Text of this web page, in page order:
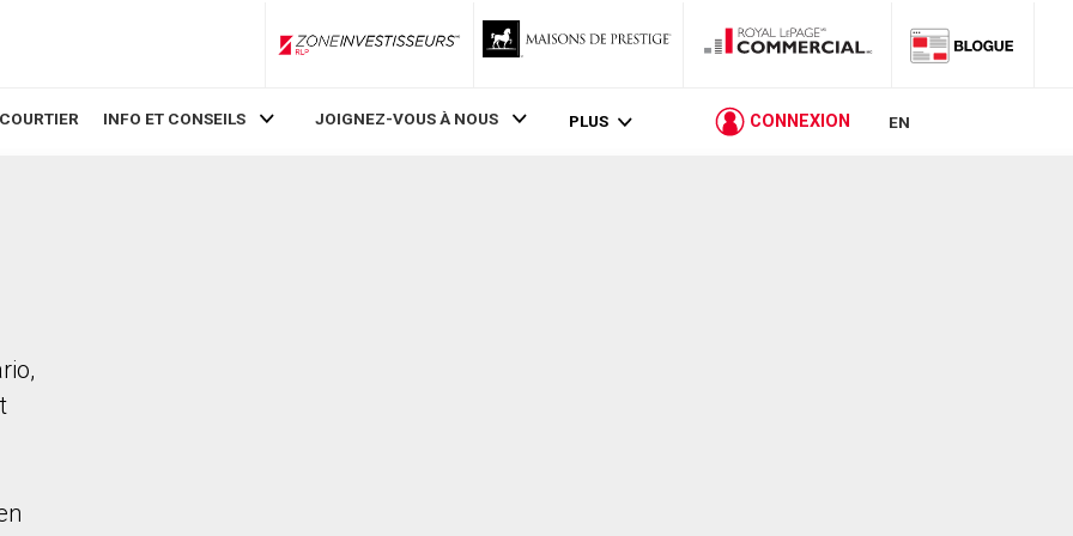
ZoneInvestisseurs RLP
INFO ET CONSEILS JOIGNEZ-VOUS À NOUS PLUS CONNEXION EN